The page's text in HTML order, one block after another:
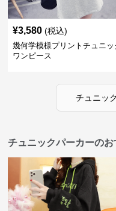
¥3,580 (税込)
幾何学模様プリントチュニッ
ワンピース
チュニック
チュニックパーカーの